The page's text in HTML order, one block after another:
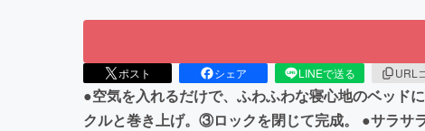
ポスト シェア LINEで送る URL
●空気を入れるだけで、ふわふわな寝心地のベッ
クルと巻き上げ。③ロックを閉じて完成。 ●サラサ